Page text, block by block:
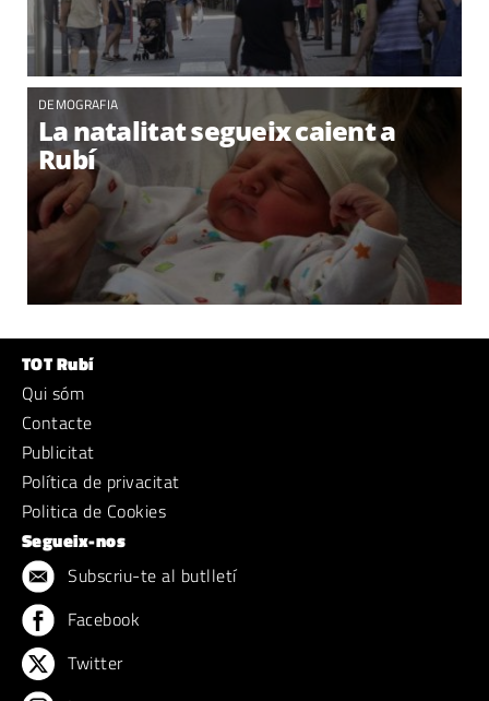
DEMOGRAFIA
La natalitat segueix caient a
Rubí
TOT Rubí
Qui sóm
Contacte
Publicitat
Política de privacitat
Politica de Cookies
Segueix-nos
Subscriu-te al butlletí
Facebook
Twitter